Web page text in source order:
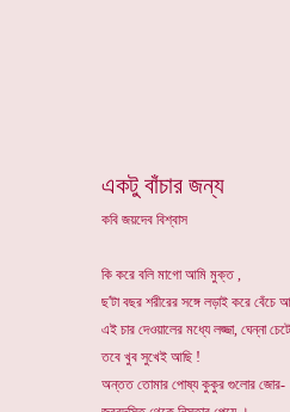
একটু বাঁচার জন্য
কবি জয়দেব বিশ্বাস
কি করে বলি মাগো আমি মুক্ত ,
ছ'টা বছর শরীরের সঙ্গে লড়াই করে বেঁচে
এই চার দেওয়ালের মধ্যে লজ্জা, ঘেন্না
তবে খুব সুখেই আছি !
অন্তত তোমার পোষ্য কুকুর গুলোর জোর-